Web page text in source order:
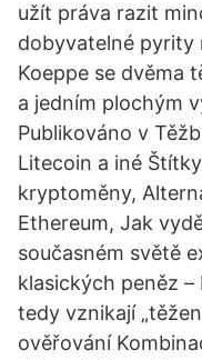
užít práva razit
dobyvatelné pyrity
Koeppe se dvěma
a jedním plochým
Publikováno v
Litecoin a iné
kryptoměny,
Ethereum, Jak
současném světě
klasických peněz
tedy vznikají
ověřování